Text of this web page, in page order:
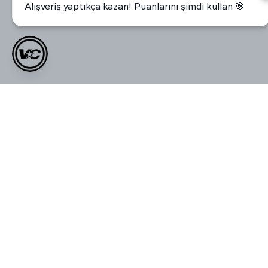
Alışveriş yaptıkça kazan! Puanlarını şimdi kullan 🎯